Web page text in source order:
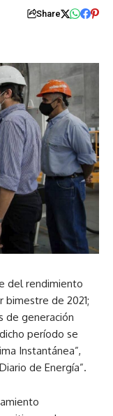
Share
del rendimiento
de 2021;
de generación
período se
Instantánea”,
de Energía”.